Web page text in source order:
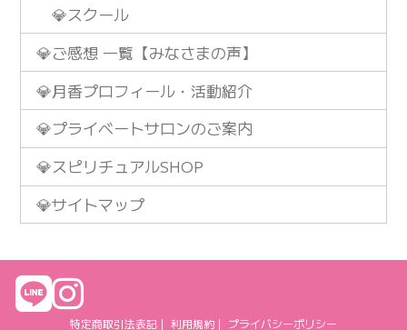
💎スクール
💎ご感想 一覧【みなさまの声】
💎月香プロフィール・活動紹介
💎プライベートサロンのご案内
💎スピリチュアルSHOP
💎サイトマップ
特定商取引法表記 ｜ 利用規約 ｜ プライバシーポリシー